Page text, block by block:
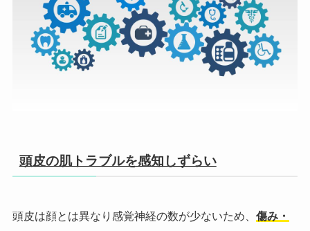
頭皮の肌トラブルを感知しずらい
頭皮は顔とは異なり感覚神経の数が少ないため、 傷み・